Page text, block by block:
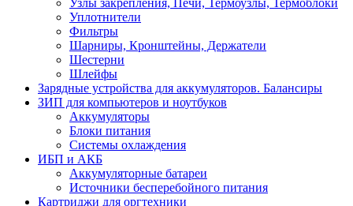
Узлы закрепления, Печи, Термоузлы, Термоблоки
Уплотнители
Фильтры
Шарниры, Кронштейны, Держатели
Шестерни
Шлейфы
Зарядные устройства для аккумуляторов. Балансиры
ЗИП для компьютеров и ноутбуков
Аккумуляторы
Блоки питания
Системы охлаждения
ИБП и АКБ
Аккумуляторные батареи
Источники бесперебойного питания
Картриджи для оргтехники